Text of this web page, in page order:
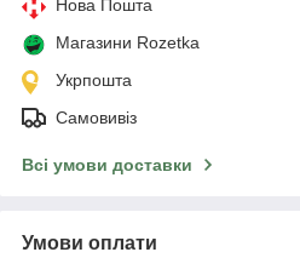
Нова Пошта
Магазини Rozetka
Укрпошта
Самовивіз
Всі умови доставки
Умови оплати